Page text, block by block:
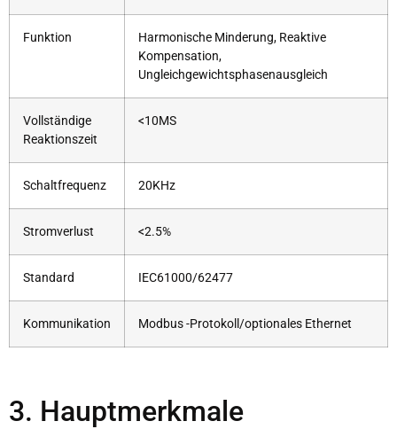
Funktion
Harmonische Minderung, Reaktive
Kompensation,
Ungleichgewichtsphasenausgleich
Vollständige
Reaktionszeit
<10MS
Schaltfrequenz 20KHz
Stromverlust <2.5%
Standard IEC61000/62477
Kommunikation Modbus -Protokoll/optionales Ethernet
3. Hauptmerkmale